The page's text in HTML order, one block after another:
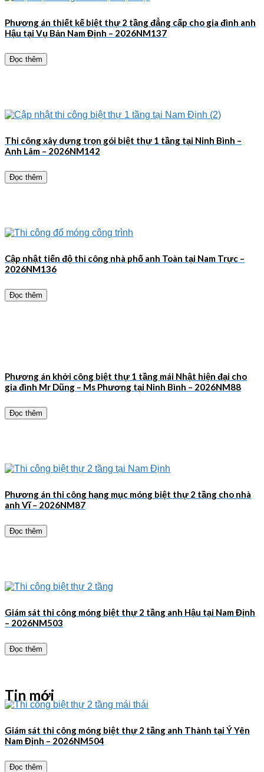
Phương án thiết kế biệt thự 2 tầng đẳng cấp cho gia đình anh
Hậu tại Vụ Bản Nam Định – 2026NM137
Đọc thêm
Thi công xây dựng trọn gói biệt thự 1 tầng tại Ninh Bình –
Anh Lâm – 2026NM142
Đọc thêm
Cập nhật tiến độ thi công nhà phố anh Toàn tại Nam Trực –
2026NM136
Đọc thêm
Phương án khởi công biệt thự 1 tầng mái Nhật hiện đại cho
gia đình Mr Dũng – Ms Phương tại Ninh Bình – 2026NM88
Đọc thêm
Phương án thi công hạng mục móng biệt thự 2 tầng cho nhà
anh Vĩ – 2026NM87
Đọc thêm
Giám sát thi công móng biệt thự 2 tầng anh Hậu tại Nam Định
– 2026NM503
Đọc thêm
Giám sát thi công móng biệt thự 2 tầng anh Thành tại Ý Yên
Nam Định – 2026NM504
Đọc thêm
Tin mới